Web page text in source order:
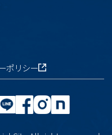
ポリシー